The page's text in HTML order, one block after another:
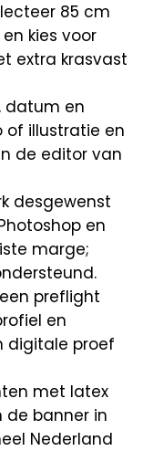
85 cm
kies voor
extra krasvast
datum en
of illustratie en
de editor van
desgewenst
en
marge;
preflight
en
digitale proef
met latex
de banner in
Nederland